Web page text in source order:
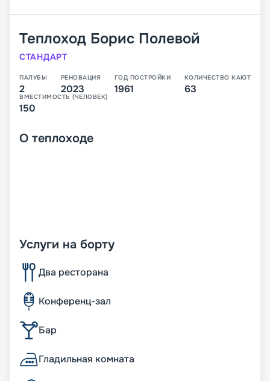
Теплоход Борис Полевой
СТАНДАРТ
ПАЛУБЫ
2
РЕНОВАЦИЯ
2023
ГОД ПОСТРОЙКИ
1961
КОЛИЧЕСТВО КАЮТ
63
ВМЕСТИМОСТЬ (ЧЕЛОВЕК)
150
О теплоходе
Услуги на борту
Два ресторана
Конференц-зал
Бар
Гладильная комната